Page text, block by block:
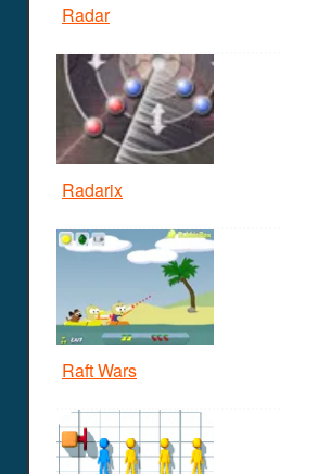
Radar
Radarix
Raft Wars